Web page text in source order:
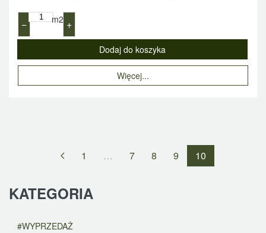
− m2 +
Więcej...
1 … 7 8 9 10
KATEGORIA
#WYPRZEDAŻ